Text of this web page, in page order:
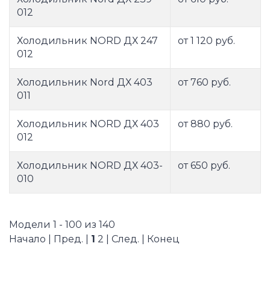
012
Холодильник NORD ДХ 247
012
от 1 120 руб.
Холодильник Nord ДХ 403
011
от 760 руб.
Холодильник NORD ДХ 403
012
от 880 руб.
Холодильник NORD ДХ 403-
010
от 650 руб.
Модели 1 - 100 из 140
Начало | Пред. | 1 2 След. Конец